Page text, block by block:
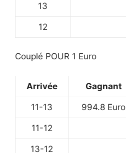
13
12
Couplé POUR 1 Euro
Arrivée Gagnant
11-13 994.8 Euro
11-12
13-12